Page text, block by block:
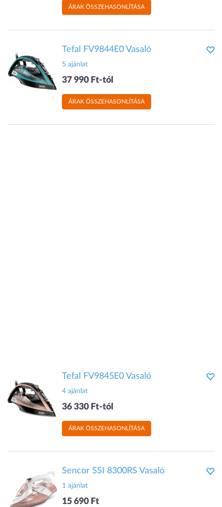
ÁRAK ÖSSZEHASONLÍTÁSA
Tefal FV9844E0 Vasaló
5 ajánlat
37 990 Ft-tól
ÁRAK ÖSSZEHASONLÍTÁSA
Tefal FV9845E0 Vasaló
4 ajánlat
36 330 Ft-tól
ÁRAK ÖSSZEHASONLÍTÁSA
Sencor SSI 8300RS Vasaló
1 ajánlat
15 690 Ft